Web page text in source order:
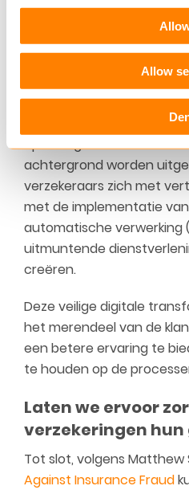
Allow
zowel acceptatie als
Hierin kunnen
samengebracht en
mogelijk zijn om
markeren voor verder
oplossingen voor fraude-
achtergrond worden
verzekeraars zich met
met de implementatie
automatische verwerking
uitmuntende
creëren.
Deze veilige digitale
het merendeel van de
een betere ervaring te
te houden op de
Laten we ervoor
verzekeringen
Tot slot, volgens Matthew
Against Insurance Fraud